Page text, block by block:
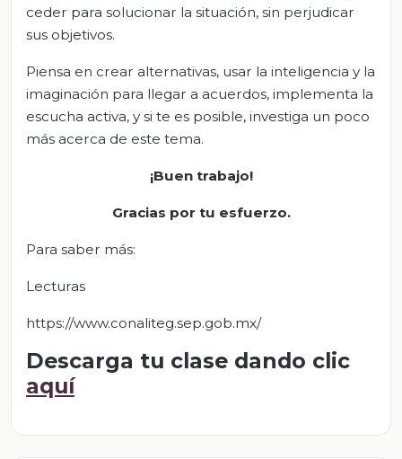
ceder para solucionar la situación, sin perjudicar
sus objetivos.
Piensa en crear alternativas, usar la inteligencia y la
imaginación para llegar a acuerdos, implementa la
escucha activa, y si te es posible, investiga un poco
más acerca de este tema.
¡Buen trabajo!
Gracias por tu esfuerzo.
Para saber más:
Lecturas
https://www.conaliteg.sep.gob.mx/
Descarga tu clase dando clic
aquí